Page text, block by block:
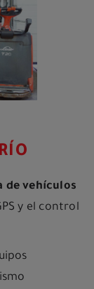
de vehículos
y el control